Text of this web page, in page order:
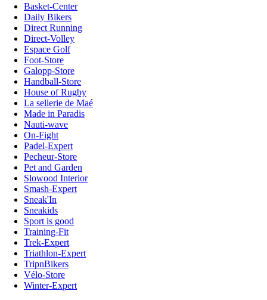
Basket-Center
Daily Bikers
Direct Running
Direct-Volley
Espace Golf
Foot-Store
Galopp-Store
Handball-Store
House of Rugby
La sellerie de Maé
Made in Paradis
Nauti-wave
On-Fight
Padel-Expert
Pecheur-Store
Pet and Garden
Slowood Interior
Smash-Expert
Sneak'In
Sneakids
Sport is good
Training-Fit
Trek-Expert
Triathlon-Expert
TripnBikers
Vélo-Store
Winter-Expert